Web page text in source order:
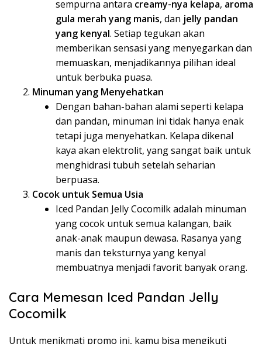
sempurna antara creamy-nya kelapa, aroma
gula merah yang manis, dan jelly pandan
yang kenyal. Setiap tegukan akan
memberikan sensasi yang menyegarkan dan
memuaskan, menjadikannya pilihan ideal
untuk berbuka puasa.
Minuman yang Menyehatkan
Dengan bahan-bahan alami seperti kelapa
dan pandan, minuman ini tidak hanya enak
tetapi juga menyehatkan. Kelapa dikenal
kaya akan elektrolit, yang sangat baik untuk
menghidrasi tubuh setelah seharian
berpuasa.
Cocok untuk Semua Usia
Iced Pandan Jelly Cocomilk adalah minuman
yang cocok untuk semua kalangan, baik
anak-anak maupun dewasa. Rasanya yang
manis dan teksturnya yang kenyal
membuatnya menjadi favorit banyak orang.
Cara Memesan Iced Pandan Jelly
Cocomilk
Untuk menikmati promo ini, kamu bisa mengikuti